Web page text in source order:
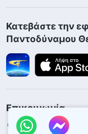
Κατεβάστε την
Παντοδύναμου
Επικοινωνία
+30-699-815-